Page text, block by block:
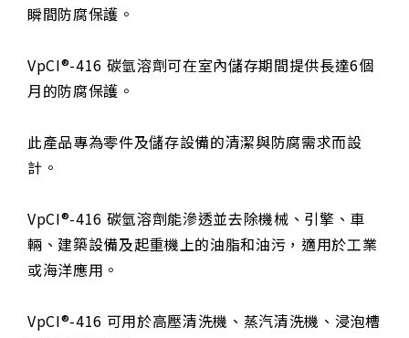
瞬間防腐保護。
VpCI®-416 碳氫溶劑可在室內儲存期間提供長達6個
月的防腐保護。
此產品專為零件及儲存設備的清潔與防腐需求而設
計。
VpCI®-416 碳氫溶劑能滲透並去除機械、引擎、車
輛、建築設備及起重機上的油脂和油污，適用於工業
或海洋應用。
VpCI®-416 可用於高壓清洗機、蒸汽清洗機、浸泡槽